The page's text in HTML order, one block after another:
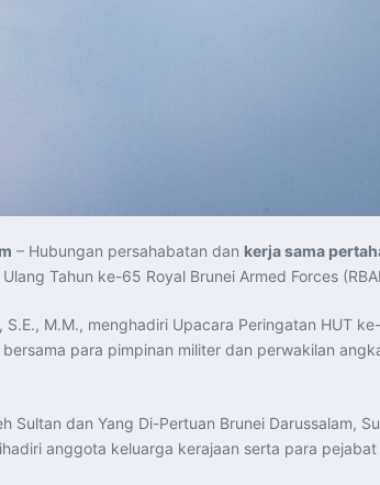
– Hubungan persahabatan dan kerja sama
Tahun ke-65 Royal Brunei Armed Forces
S.E., M.M., menghadiri Upacara Peringatan HUT
bersama para pimpinan militer dan perwakilan
dan Yang Di-Pertuan Brunei Darussalam,
anggota keluarga kerajaan serta para